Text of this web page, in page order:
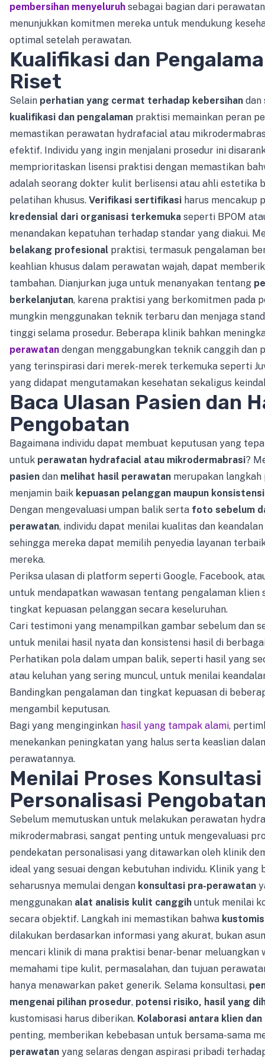
pembersihan menyeluruh sebagai bagian dari
menunjukkan komitmen mereka untuk mendukung
optimal setelah perawatan.
Kualifikasi dan
Riset
Selain perhatian yang cermat terhadap kebersihan dan
kualifikasi dan pengalaman praktisi memainkan peran
memastikan perawatan hydrafacial atau
efektif. Individu yang ingin menjalani prosedur ini
memprioritaskan lisensi praktisi dengan memastikan
adalah seorang dokter kulit berlisensi atau ahli estetika
pelatihan khusus. Verifikasi sertifikasi harus mencakup
kredensial dari organisasi terkemuka seperti BPOM
menandakan kepatuhan terhadap standar yang diakui.
belakang profesional praktisi, termasuk pengalaman
keahlian khusus dalam perawatan wajah, dapat
tambahan. Dianjurkan juga untuk menanyakan tentang
berkelanjutan, karena praktisi yang berkomitmen pada
mungkin menggunakan teknik terbaru dan menjaga
tinggi selama prosedur. Beberapa klinik bahkan
perawatan dengan menggabungkan teknik canggih dan
yang terinspirasi dari merek-merek terkemuka seperti
yang didapat mengutamakan kesehatan sekaligus
Baca Ulasan Pasien dan
Pengobatan
Bagaimana individu dapat membuat keputusan yang
untuk perawatan hydrafacial atau mikrodermabrasi?
pasien dan melihat hasil perawatan merupakan
menjamin baik kepuasan pelanggan maupun
Dengan mengevaluasi umpan balik serta foto sebelum
perawatan, individu dapat menilai kualitas dan
sehingga mereka dapat memilih penyedia layanan
mereka.
Periksa ulasan di platform seperti Google, Facebook,
untuk mendapatkan wawasan tentang pengalaman klien
tingkat kepuasan pelanggan secara keseluruhan.
Cari testimoni yang menampilkan gambar sebelum dan
untuk menilai hasil nyata dan konsistensi hasil di
Perhatikan pola dalam umpan balik, seperti hasil yang
atau keluhan yang sering muncul, untuk menilai
Bandingkan pengalaman dan tingkat kepuasan di
mengambil keputusan.
Bagi yang menginginkan hasil yang tampak alami,
menekankan peningkatan yang halus serta keaslian
perawatannya.
Menilai Proses
Personalisasi
Sebelum memutuskan untuk melakukan perawatan
mikrodermabrasi, sangat penting untuk mengevaluasi
pendekatan personalisasi yang ditawarkan oleh klinik
ideal yang sesuai dengan kebutuhan individu. Klinik yang
seharusnya memulai dengan konsultasi pra-perawatan
menggunakan alat analisis kulit canggih untuk menilai
secara objektif. Langkah ini memastikan bahwa
dilakukan berdasarkan informasi yang akurat, bukan
mencari klinik di mana praktisi benar-benar meluangkan
memahami tipe kulit, permasalahan, dan tujuan
hanya menawarkan paket generik. Selama konsultasi,
mengenai pilihan prosedur, potensi risiko, hasil yang
kustomisasi harus diberikan. Kolaborasi antara klien
penting, memberikan kebebasan untuk bersama-sama
perawatan yang selaras dengan aspirasi pribadi